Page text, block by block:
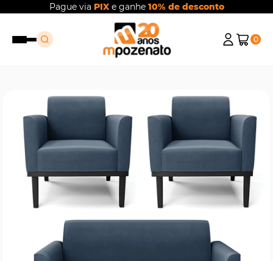
Pague via PIXe ganhe 10% de desconto
0